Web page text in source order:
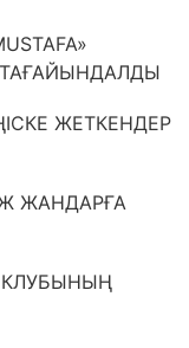
ЖЕТКЕНДЕР
ЖАНДАРҒА
КЛУБЫНЫҢ